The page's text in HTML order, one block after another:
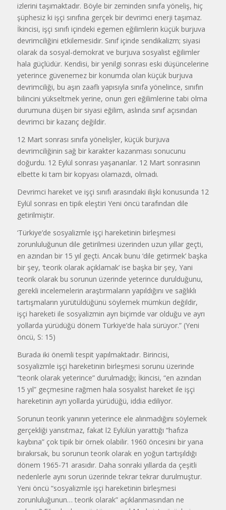
izlerini taşımaktadır. Böyle bir zeminden sınıfa yöneliş, hiç
şüphesiz ki işçi sınıfına gerçek bir devrimci enerji taşımaz.
İkincisi, işçi sınıfı içindeki egemen eğilimlerin küçük burjuva
devrimciliğini etkilemesidir. Sınıf içinde sendikalizm; siyasi
olarak da sosyal-demokrat ve burjuva sosyalist eğilimler
hala güçlüdür. Kendisi, bir yenilgi sonrası eski düşüncelerine
yeterince güvenemez bir konumda olan küçük burjuva
devrimciliği, bu aşın zaaflı yapısıyla sınıfa yönelince, sınıfın
bilincini yükseltmek yerine, onun geri eğilimlerine tabi olma
durumuna düşen bir siyasi eğilim, aslında sınıf açısından
devrimci bir kazanç değildir.
12 Mart sonrası sınıfa yönelişler, küçük burjuva
devrimciliğinin sağ bir karakter kazanması sonucunu
doğurdu. 12 Eylül sonrası yaşananlar. 12 Mart sonrasının
elbette ki tam bir kopyası olamazdı, olmadı.
Devrimci hareket ve işçi sınıfı arasındaki ilişki konusunda 12
Eylül sonrası en tipik eleştiri Yeni öncü tarafından dile
getirilmiştir.
‘Türkiye’de sosyalizmle işçi hareketinin birleşmesi
zorunluluğunun dile getirilmesi üzerinden uzun yıllar geçti,
en azından bir 15 yıl geçti. Ancak bunu ‘dile getirmek’ başka
bir şey, ‘teorik olarak açıklamak’ ise başka bir şey, Yani
teorik olarak bu sorunun üzerinde yeterince durulduğunu,
gerekli incelemelerin araştırmaların yapıldığını ve sağlıklı
tartışmaların yürütüldüğünü söylemek mümkün değildir,
işçi hareketi ile sosyalizmin ayrı biçimde var olduğu ve ayrı
yollarda yürüdüğü dönem Türkiye’de hala sürüyor.” (Yeni
öncü, S: 15)
Burada iki önemli tespit yapılmaktadır. Birincisi,
sosyalizmle işçi hareketinin birleşmesi sorunu üzerinde
“teorik olarak yeterince” durulmadığı; İkincisi, “en azından
15 yıl” geçmesine rağmen hala sosyalist hareket ile işçi
hareketinin ayrı yollarda yürüdüğü, iddia ediliyor.
Sorunun teorik yanının yeterince ele alınmadığını söylemek
gerçekliği yansıtmaz, fakat l2 Eylülün yarattığı “hafıza
kaybına” çok tipik bir örnek olabilir. 1960 öncesini bir yana
bırakırsak, bu sorunun teorik olarak en yoğun tartışıldığı
dönem 1965-71 arasıdır. Daha sonraki yıllarda da çeşitli
nedenlerle aynı sorun üzerinde tekrar tekrar durulmuştur.
Yeni öncü “sosyalizmle işçi hareketinin birleşmesi
zorunluluğunun… teorik olarak” açıklanmasından ne